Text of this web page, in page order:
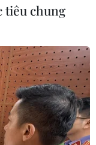
tiêu chung